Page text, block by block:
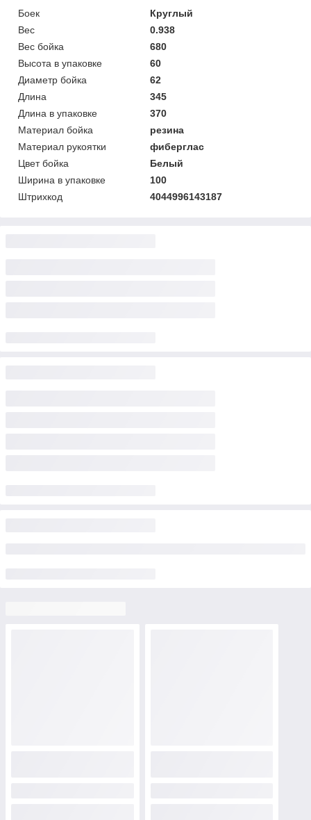
Боек
Круглый
Вес
0.938
Вес бойка
680
Высота в упаковке
60
Диаметр бойка
62
Длина
345
Длина в упаковке
370
Материал бойка
резина
Материал рукоятки
фиберглас
Цвет бойка
Белый
Ширина в упаковке
100
Штрихкод
4044996143187